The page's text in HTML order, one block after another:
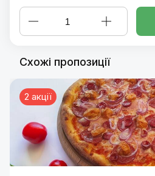
Схожі пропозиції
2 акції